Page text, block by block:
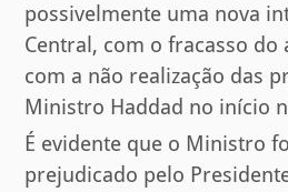
possivelmente uma nova
Central, com o fracasso do
com a não realização das
Ministro Haddad no início
É evidente que o Ministro
prejudicado pelo